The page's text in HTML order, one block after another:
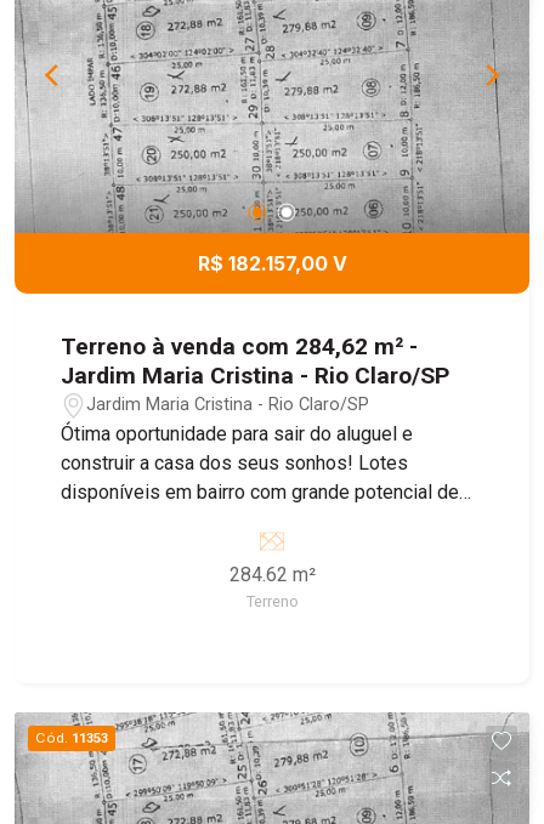
R$ 182.157,00 V
Terreno à venda com 284,62 m² -
Jardim Maria Cristina - Rio Claro/SP
Jardim Maria Cristina - Rio Claro/SP
Ótima oportunidade para sair do aluguel e
construir a casa dos seus sonhos! Lotes
disponíveis em bairro com grande potencial de
284.62 m²
Terreno
Cód. 11353